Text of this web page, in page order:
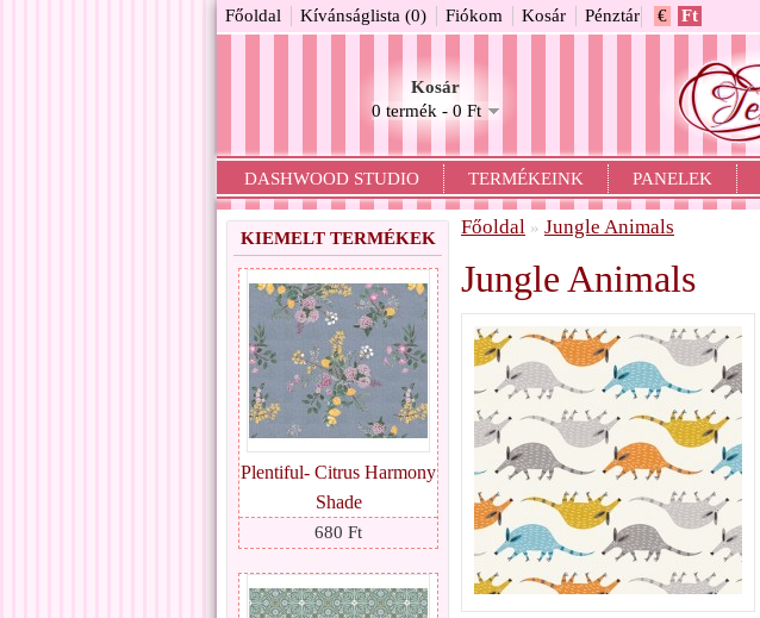
€ Ft
Kosár
0 termék - 0 Ft
Főoldal Kívánságlista (0) Fiókom Kosár Pénztár
DASHWOOD STUDIO TERMÉKEINK PANELEK
KIEMELT TERMÉKEK
Plentiful- Citrus Harmony
Shade
680 Ft
Főoldal » Jungle Animals
Jungle Animals